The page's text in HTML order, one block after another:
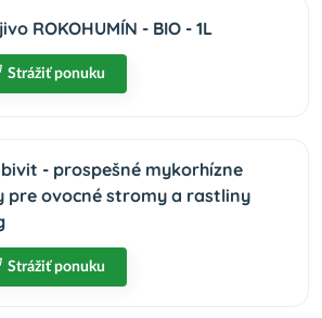
ROKOHUMÍN - BIO - 1L
Strážiť ponuku
- prospešné mykorhízne
pre ovocné stromy a rastliny
Strážiť ponuku